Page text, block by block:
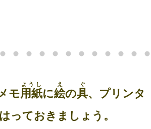
モ用紙
ようし
に絵
え
の具
ぐ
、プリンタ
っておきましょう。